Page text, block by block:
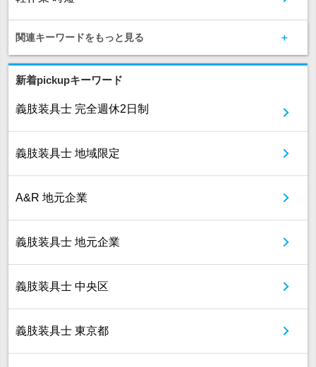
関連キーワードをもっと見る
新着pickupキーワード
義肢装具士 完全週休2日制
義肢装具士 地域限定
A&R 地元企業
義肢装具士 地元企業
義肢装具士 中央区
義肢装具士 東京都